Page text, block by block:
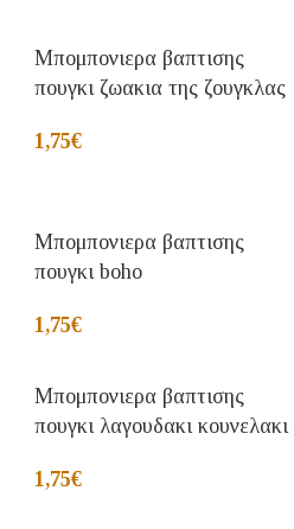
Μπομπονιερα βαπτισης
πουγκι ζωακια της ζουγκλας
1,75€
Μπομπονιερα βαπτισης
πουγκι boho
1,75€
Μπομπονιερα βαπτισης
πουγκι λαγουδακι κουνελακι
1,75€